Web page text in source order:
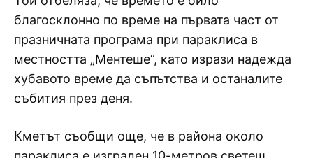
благосклонно по време на първата част от
празничната програма при параклиса в
местността „Ментеше“, като изрази надежда
хубавото време да съпътства и останалите
събития през деня.
Кметът съобщи още, че в района около